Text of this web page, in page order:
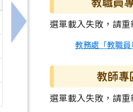
下一筆：淡江大學推廣教育
教職員
選單載入失敗，請重
教務處「教職
教師專
選單載入失敗，請重